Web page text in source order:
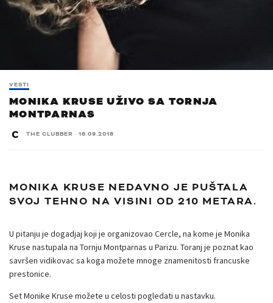
VESTI
MONIKA KRUSE UŽIVO SA TORNJA
MONTPARNAS
THE CLUBBER · 18.09.2018
MONIKA KRUSE NEDAVNO JE PUŠTALA
SVOJ TEHNO NA VISINI OD 210 METARA.
U pitanju je dogadjaj koji je organizovao Cercle, na kome je Monika
Kruse nastupala na Tornju Montparnas u Parizu. Toranj je poznat kao
savršen vidikovac sa koga možete mnoge znamenitosti francuske
prestonice.
Set Monike Kruse možete u celosti pogledati u nastavku.